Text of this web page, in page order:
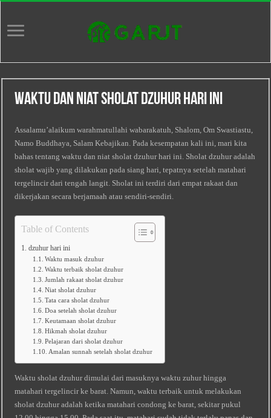
Waktu dan Niat Sholat Dzuhur Hari Ini
Assalamu’alaikum warahmatullahi wabarakatuh, Shalom, Om Swastiastu,
Namo Buddhaya, Salam Kebajikan. Pada kesempatan kali ini, mari kita
bahas tentang waktu dan niat sholat dzuhur hari ini. Sholat dzuhur adalah
sholat wajib yang dilakukan pada siang hari, tepatnya setelah matahari
tergelincir dari tengah langit. Sholat ini terdiri dari empat rakaat dan
dikerjakan secara berjamaah atau sendiri-sendiri.
Table of Contents
dzuhur hari ini
Waktu masuk dzuhur
Waktu terbaik sholat dzuhur
Jumlah rakaat sholat dzuhur
Niat sholat dzuhur
Tata cara sholat dzuhur
Doa setelah sholat dzuhur
Keutamaan sholat dzuhur
Hikmah sholat dzuhur
Pelajaran dari sholat dzuhur
Amalan sunnah setelah sholat dzuhur
Waktu sholat dzuhur dimulai dari masuknya waktu zuhur hingga
matahari tergelincir ke barat. Namun, waktu terbaik untuk melakukan
sholat dzuhur adalah ketika matahari condong ke barat, sekitar pukul